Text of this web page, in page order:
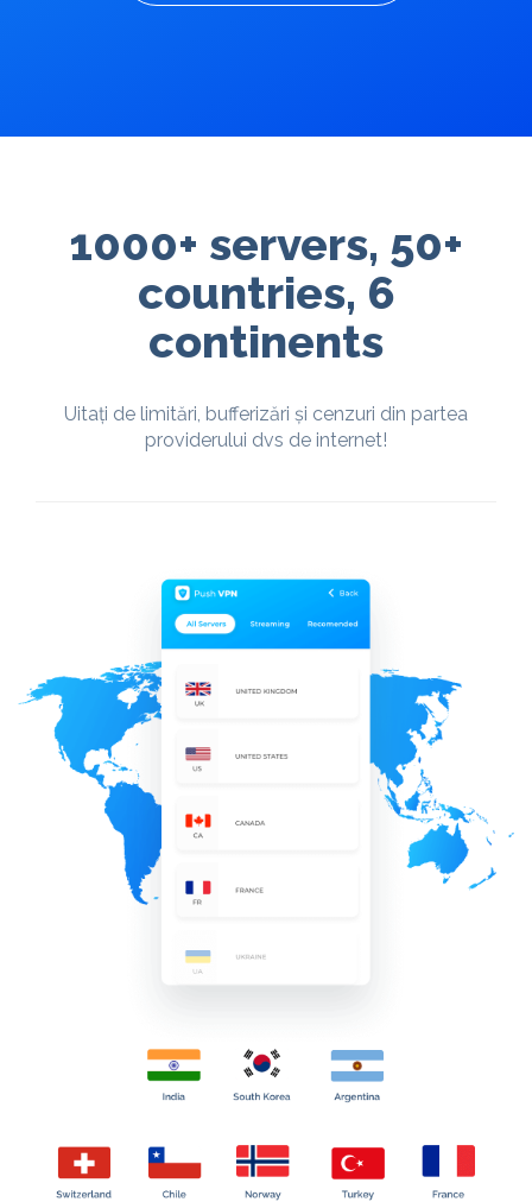
1000+ servers, 50+
countries, 6
continents
Uitați de limitări, bufferizări și cenzuri din partea
providerului dvs de internet!